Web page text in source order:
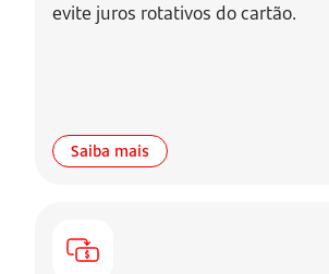
evite juros rotativos do cartão.
Saiba mais